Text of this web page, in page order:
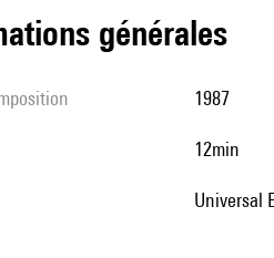
générales
1987
12min